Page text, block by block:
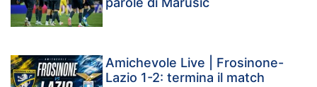
Amichevole Live | Frosinone-
Lazio 1-2: termina il match